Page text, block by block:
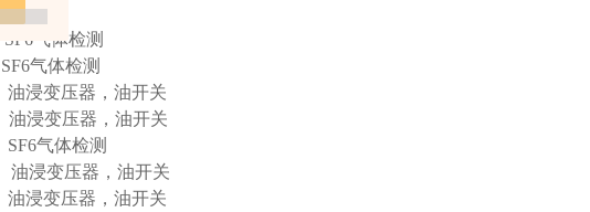
SF6气体检测
气体检测
器，油开关
压器，油开关
体检测
压器，油开关
压器，油开关